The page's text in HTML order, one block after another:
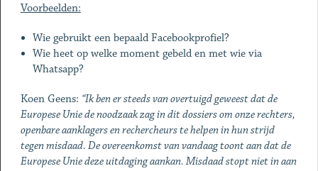
Voorbeelden:
Wie gebruikt een bepaald Facebookprofiel?
Wie heet op welke moment gebeld en met wie via
Whatsapp?
Koen Geens: “Ik ben er steeds van overtuigd geweest dat de
Europese Unie de noodzaak zag in dit dossiers om onze rechters,
openbare aanklagers en rechercheurs te helpen in hun strijd
tegen misdaad. De overeenkomst van vandaag toont aan dat de
Europese Unie deze uitdaging aankan. Misdaad stopt niet in aan